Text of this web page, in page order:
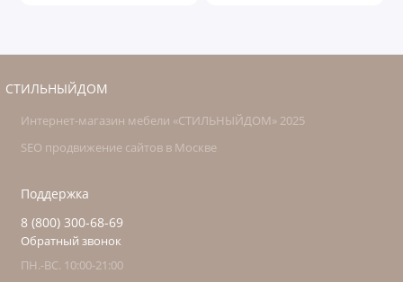
СТИЛЬНЫЙДОМ
Интернет-магазин мебели «СТИЛЬНЫЙДОМ» 2025
SEO продвижение сайтов в Москве
Поддержка
8 (800) 300-68-69
Обратный звонок
ПН.-ВС. 10:00-21:00